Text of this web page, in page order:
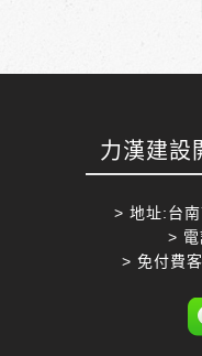
力漢建設
> 地址:台
>
> 免付費